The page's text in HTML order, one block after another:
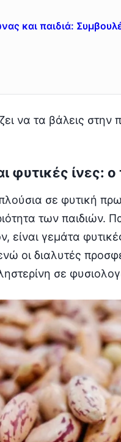
και παιδιά:
να τα βάλεις
φυτικές ίνες:
σε φυτική
των παιδιών.
είναι γεμάτα
οι διαλυτές
σε